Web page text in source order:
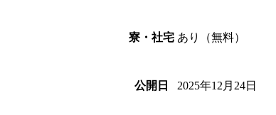
寮・社宅 あり（無料）
公開日 2025年12月24日